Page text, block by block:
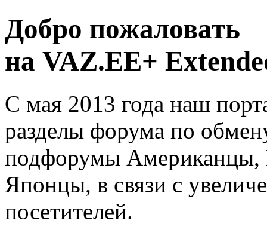
Добро пожаловать
на VAZ.EE+
С мая 2013 года наш
разделы форума по
подфорумы
Японцы, в связи с
посетителей.